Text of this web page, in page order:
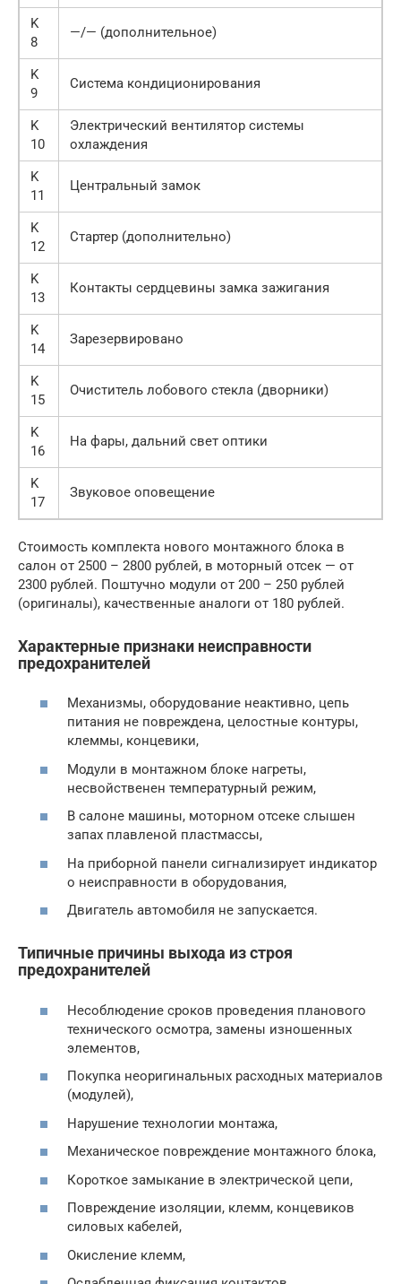
K
8
—/— (дополнительное)
K
9
Система кондиционирования
K
10
Электрический вентилятор системы
охлаждения
K
11
Центральный замок
K
12
Стартер (дополнительно)
K
13
Контакты сердцевины замка зажигания
K
14
Зарезервировано
K
15
Очиститель лобового стекла (дворники)
K
16
На фары, дальний свет оптики
K
17
Звуковое оповещение
Стоимость комплекта нового монтажного блока в
салон от 2500 – 2800 рублей, в моторный отсек — от
2300 рублей. Поштучно модули от 200 – 250 рублей
(оригиналы), качественные аналоги от 180 рублей.
Характерные признаки неисправности
предохранителей
Механизмы, оборудование неактивно, цепь
питания не повреждена, целостные контуры,
клеммы, концевики,
Модули в монтажном блоке нагреты,
несвойственен температурный режим,
В салоне машины, моторном отсеке слышен
запах плавленой пластмассы,
На приборной панели сигнализирует индикатор
о неисправности в оборудования,
Двигатель автомобиля не запускается.
Типичные причины выхода из строя
предохранителей
Несоблюдение сроков проведения планового
технического осмотра, замены изношенных
элементов,
Покупка неоригинальных расходных материалов
(модулей),
Нарушение технологии монтажа,
Механическое повреждение монтажного блока,
Короткое замыкание в электрической цепи,
Повреждение изоляции, клемм, концевиков
силовых кабелей,
Окисление клемм,